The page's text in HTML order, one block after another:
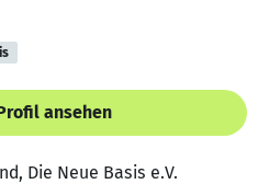
ansehen
Die Neue Basis e.V.